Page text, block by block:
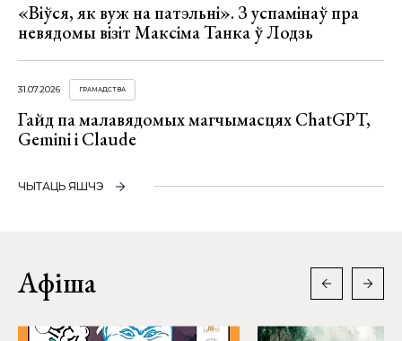
«Віўся, як вуж на патэльні». З успамінаў пра
невядомы візіт Максіма Танка ў Лодзь
31.07.2026 ГРАМАДСТВА
Гайд па малавядомых магчымасцях ChatGPT,
Gemini і Claude
ЧЫТАЦЬ ЯШЧЭ
Афіша